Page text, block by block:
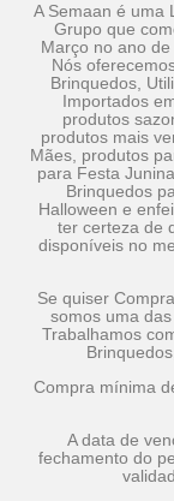
A Semaan é uma
Grupo que
Março no ano
Nós
Brinquedos,
Importados
produtos
produtos mais
Mães, produtos
para Festa
Brinquedos
Halloween e
ter certeza de
disponíveis no
Se quiser
somos uma
Trabalhamos
Compra mínima
A data de
fechamento do